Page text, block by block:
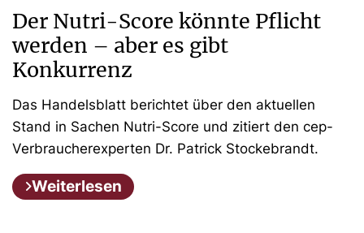
Der Nutri-Score könnte Pflicht
werden – aber es gibt
Konkurrenz
Das Handelsblatt berichtet über den aktuellen
Stand in Sachen Nutri-Score und zitiert den cep-
Verbraucherexperten Dr. Patrick Stockebrandt.
Weiterlesen